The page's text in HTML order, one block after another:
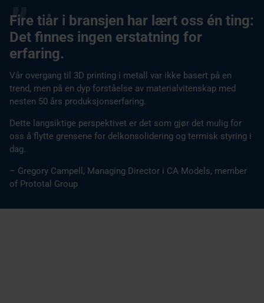
Fire tiår i bransjen har lært oss én ting:
Det finnes ingen erstatning for
erfaring.
Vår overgang til 3D printing i metall var ikke basert på en
trend, men på en dyp forståelse av materialvitenskap med
nesten 50 års produksjonserfaring.
Dette langsiktige perspektivet er det som gjør det mulig for
oss å flytte grensene for delkonsolidering og termisk styring i
dag.
– Gregory Campell, Managing Director i CA Models, member
of Prototal Group